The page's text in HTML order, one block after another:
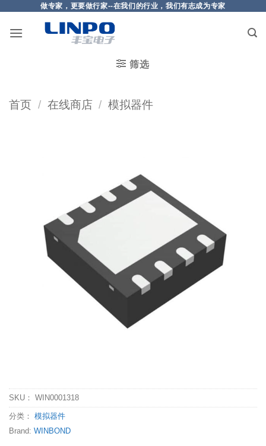
做专家，更要做行家--在我们的行业，我们有志成为专家
筛选
首页 / 在线商店 / 模拟器件
SKU： WIN0001318
分类： 模拟器件
Brand: WINBOND